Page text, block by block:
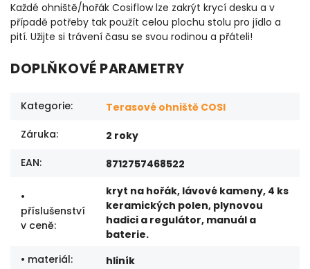
Každé ohniště/hořák Cosiflow lze zakrýt krycí desku a v
případě potřeby tak použít celou plochu stolu pro jídlo a
pití. Užijte si trávení času se svou rodinou a přáteli!
DOPLŇKOVÉ PARAMETRY
Kategorie:
Terasové ohniště COSI
Záruka:
2 roky
EAN: 8712757468522
•
příslušenství
v ceně:
kryt na hořák, lávové kameny, 4 ks
keramických polen, plynovou
hadici a regulátor, manuál a
baterie.
• materiál:
hliník